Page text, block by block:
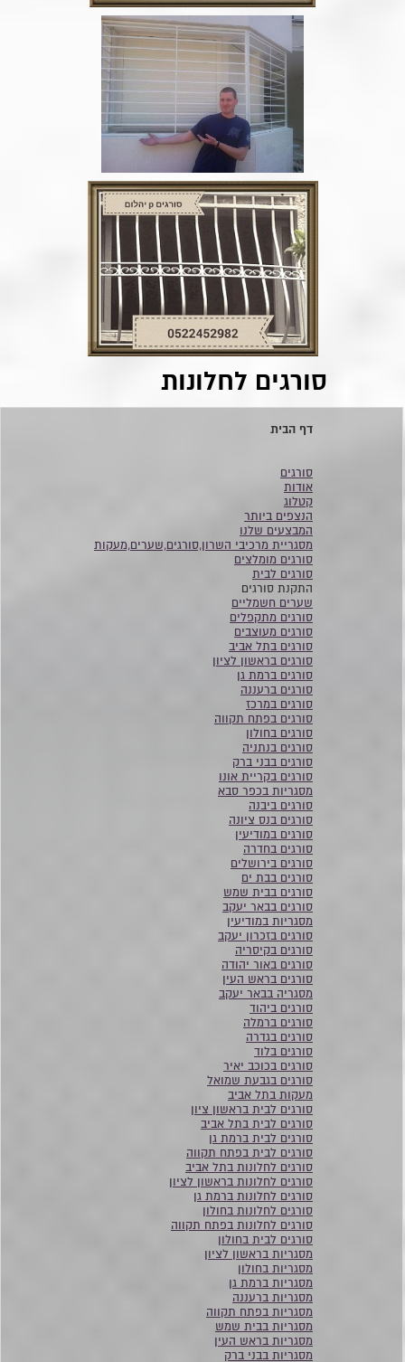
דף הבית
סורגים
אודות
קטלוג
הנצפים ביותר
המבצעים שלנו
מסגריית מרכיבי השרון,סורגים,שערים,מעקות
סורגים מומלצים
סורגים לבית
התקנת סורגים
שערים חשמליים
סורגים מתקפלים
סורגים מעוצבים
סורגים בתל אביב
סורגים בראשון לציון
סורגים ברמת גן
סורגים ברעננה
סורגים במרכז
סורגים בפתח תקווה
סורגים בחולון
סורגים בנתניה
סורגים בבני ברק
סורגים בקריית אונו
מסגריות בכפר סבא
סורגים ביבנה
סורגים בנס ציונה
סורגים במודיעין
סורגים בחדרה
סורגים בירושלים
סורגים בבת ים
סורגים בבית שמש
סורגים בבאר יעקב
מסגריות במודיעין
סורגים בזכרון יעקב
סורגים בקיסריה
סורגים באור יהודה
סורגים בראש העין
מסגריה בבאר יעקב
סורגים ביהוד
סורגים ברמלה
סורגים בגדרה
סורגים בלוד
סורגים בכוכב יאיר
סורגים בגבעת שמואל
מעקות בתל אביב
סורגים לבית בראשון ציון
סורגים לבית בתל אביב
סורגים לבית ברמת גן
סורגים לבית בפתח תקווה
סורגים לחלונות בתל אביב
סורגים לחלונות בראשון לציון
סורגים לחלונות ברמת גן
סורגים לחלונות בחולון
סורגים לחלונות בפתח תקווה
סורגים לבית בחולון
מסגריות בראשון לציון
מסגריות בחולון
מסגריות ברמת גן
מסגריות ברעננה
מסגריות בפתח תקווה
מסגריות בבית שמש
מסגריות בראש העין
מסגריות בבני ברק
סורגים לחלונות